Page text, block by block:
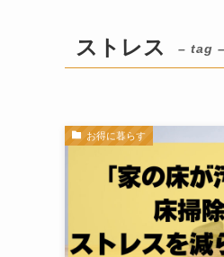
ストレス – tag –
お得に暮らす